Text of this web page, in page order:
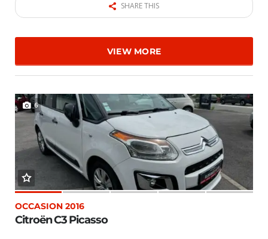
SHARE THIS
VIEW MORE
6
OCCASION 2016
Citroën C3 Picasso